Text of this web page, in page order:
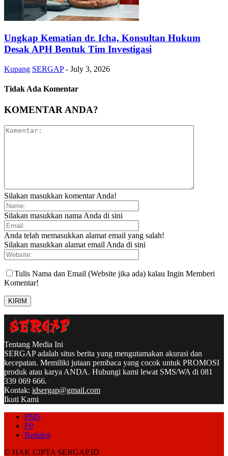
Ungkap Kematian dr. Icha, Konsultan Hukum
Desak APH Bentuk Tim Investigasi
Kupang SERGAP - July 3, 2026
Tidak Ada Komentar
KOMENTAR ANDA?
Silakan masukkan komentar Anda!
Silakan masukkan nama Anda di sini
Anda telah memasukkan alamat email yang salah!
Silakan masukkan alamat email Anda di sini
Tulis Nama dan Email (Website jika ada) kalau Ingin Memberi
Komentar!
Tentang Media Ini
SERGAP adalah situs berita yang mengutamakan akurasi dan
kecepatan. Memiliki jutaan pembaca yang cocok untuk PROMOSI
produk atau karya ANDA. Hubungi kami lewat SMS/WA di 081
339 069 666.
Kontak: idsergap@gmail.com
Ikuti Kami
PMS
PP
Redaksi
© HAK CIPTA SERGAP.ID